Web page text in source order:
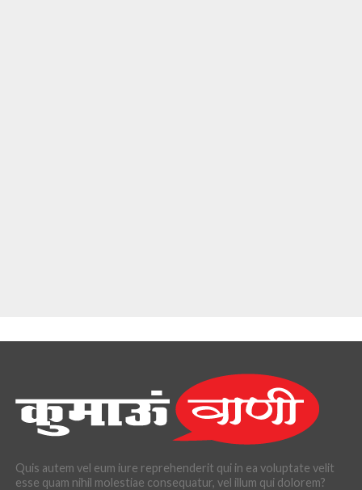
Quis autem vel eum iure reprehenderit qui in ea voluptate velit
esse quam nihil molestiae consequatur, vel illum qui dolorem?